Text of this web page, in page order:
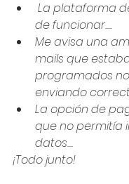
de funcionar.....
Me avisa una
mails que
programados
enviando
La opción de
que no permitía
datos....
¡Todo junto!